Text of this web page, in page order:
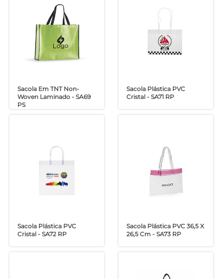
Sacola Em TNT Non-
Woven Laminado - SA69
PS
Sacola Plástica PVC
Cristal - SA71 RP
Sacola Plástica PVC
Cristal - SA72 RP
Sacola Plástica PVC 36,5 X
26,5 Cm - SA73 RP